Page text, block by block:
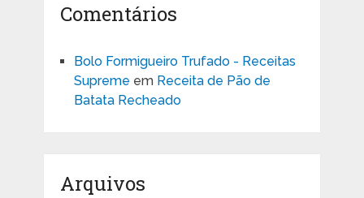
Comentários
Bolo Formigueiro Trufado - Receitas
Supreme em Receita de Pão de
Batata Recheado
Arquivos